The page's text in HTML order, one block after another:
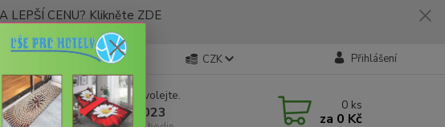
LEPŠÍ CENU? Klikněte ZDE
CZK Přihlášení
Nevíte si rady? Zavolejte.
+420 773 794 023 0 ks
za 0 Kč